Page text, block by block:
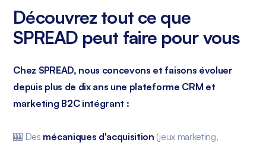
Découvrez tout ce que
SPREAD peut faire pour vous
Chez SPREAD, nous concevons et faisons évoluer
depuis plus de dix ans une plateforme CRM et
marketing B2C intégrant :
🎰 Des mécaniques d'acquisition (jeux marketing,